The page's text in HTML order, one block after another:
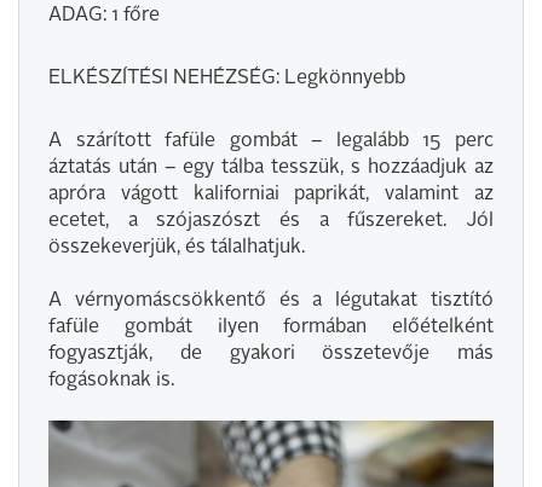
ADAG: 1 főre
ELKÉSZÍTÉSI NEHÉZSÉG: Legkönnyebb
A szárított fafüle gombát – legalább 15 perc
áztatás után – egy tálba tesszük, s hozzáadjuk az
apróra vágott kaliforniai paprikát, valamint az
ecetet, a szójaszószt és a fűszereket. Jól
összekeverjük, és tálalhatjuk.
A vérnyomáscsökkentő és a légutakat tisztító
fafüle gombát ilyen formában előételként
fogyasztják, de gyakori összetevője más
fogásoknak is.